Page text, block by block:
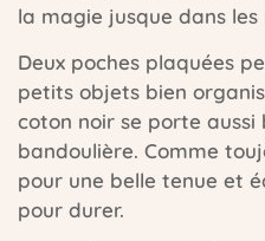
la magie jusque dans
Deux poches plaquées
petits objets bien
coton noir se porte aussi
bandoulière. Comme
pour une belle tenue et
pour durer.